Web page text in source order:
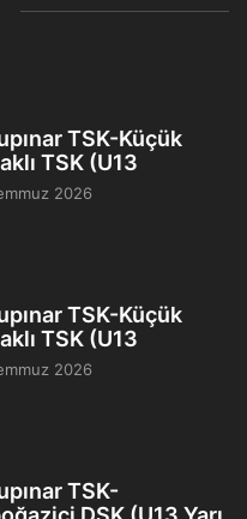
TSK-Küçük
TSK (U13
2026
TSK-Küçük
TSK (U13
2026
TSK-